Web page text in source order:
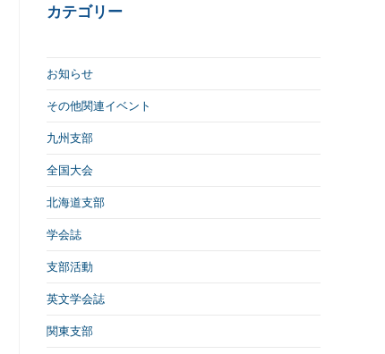
カテゴリー
お知らせ
その他関連イベント
九州支部
全国大会
北海道支部
学会誌
支部活動
英文学会誌
関東支部